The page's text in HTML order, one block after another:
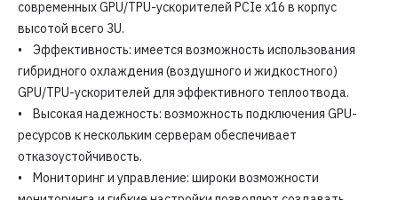
современных GPU/TPU-ускорителей PCIe x16 в корпус
высотой всего 3U.
• Эффективность: имеется возможность использования
гибридного охлаждения (воздушного и жидкостного)
GPU/TPU-ускорителей для эффективного теплоотвода.
• Высокая надежность: возможность подключения GPU-
ресурсов к нескольким серверам обеспечивает
отказоустойчивость.
• Мониторинг и управление: широки возможности